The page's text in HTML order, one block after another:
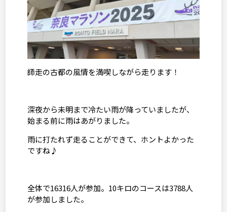
師走の古都の風情を満喫しながら走ります！
深夜から未明まで冷たい雨が降っていましたが、
始まる前に雨はあがりました。
雨に打たれず走ることができて、ホントよかった
ですね♪
全体で16316人が参加。 10キロのコースは3788人
が参加しました。